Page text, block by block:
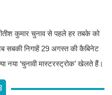
कुमार चुनाव से पहले हर तबके को
सबकी निगाहें 29 अगस्त की कैबिनेट
नया ‘चुनावी मास्टरस्ट्रोक’ खेलते हैं।